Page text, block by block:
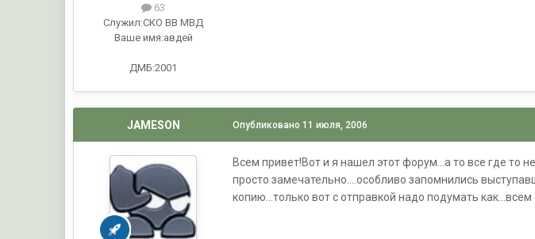
63
Служил:СКО ВВ МВД
Ваше имя:авдей
ДМБ:2001
JAMESON Опубликовано11 июля, 2006
Всем привет!Вот и я нашел этот форум...а то все где то
просто замечательно....особливо запомнились
копию...только вот с отправкой надо подумать